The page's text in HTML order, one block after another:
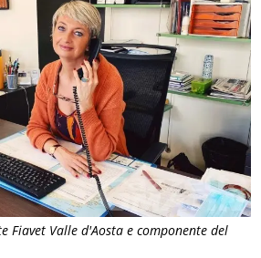
Fiavet Valle d'Aosta e componente del